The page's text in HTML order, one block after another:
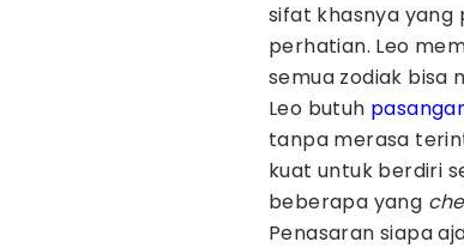
sifat khasnya yang
perhatian. Leo
semua zodiak bisa
Leo butuh
tanpa merasa
kuat untuk berdiri
beberapa yang
Penasaran siapa